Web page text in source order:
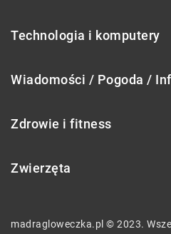
Technologia i komputery
Wiadomości / Pogoda /
Zdrowie i fitness
Zwierzęta
madragloweczka.pl © 2023.